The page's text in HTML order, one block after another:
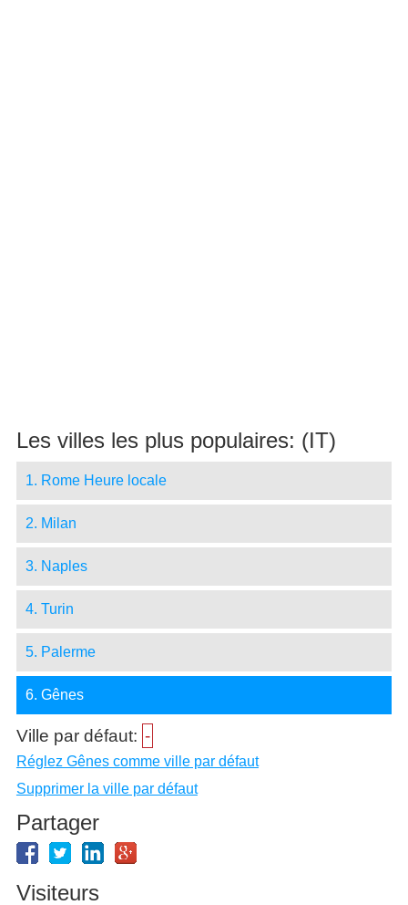
Les villes les plus populaires: (IT)
1. Rome Heure locale
2. Milan
3. Naples
4. Turin
5. Palerme
6. Gênes
Ville par défaut: -
Réglez Gênes comme ville par défaut
Supprimer la ville par défaut
Partager
Visiteurs